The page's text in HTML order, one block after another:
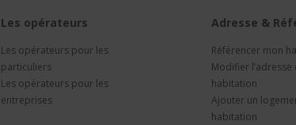
Les opérateurs
Les opérateurs pour les
particuliers
Les opérateurs pour les
entreprises
Adresse &
Référencer mon
Modifier l’adresse
habitation
Ajouter un
habitation